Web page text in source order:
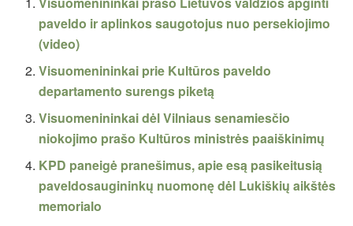
paveldo ir aplinkos saugotojus nuo persekiojimo
(video)
Visuomenininkai prie Kultūros paveldo
departamento surengs piketą
Visuomenininkai dėl Vilniaus senamiesčio
niokojimo prašo Kultūros ministrės paaiškinimų
KPD paneigė pranešimus, apie esą pasikeitusią
paveldosaugininkų nuomonę dėl Lukiškių aikštės
memorialo